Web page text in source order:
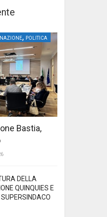
NAZIONE, POLITICA
Bastia,
DELLA
QUINQUIES E
SUPERSINDACO